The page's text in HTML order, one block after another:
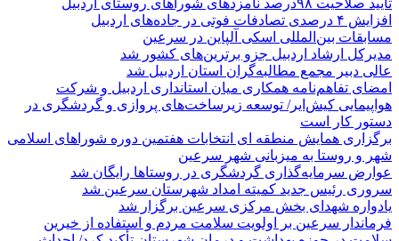
تایید صلاحیت ۹۸درصد نامزدهای شوراهای روستای اردبیل
افزایش ۴ درصدی تصادفات فوتی در جاده‌های اردبیل
مسابقات بین‌المللی اسکی آلپاین در سرعین
مدیرکل ارشاد اردبیل جزو برترین‌های کشور شد
عالی دبیر مجمع مطالبه‌گران استان اردبیل شد
امضای تفاهم‌نامه همکاری میان استانداری اردبیل و شرکت
هواپیمایی کیش‌ایر/ توسعه زیرساخت‌های پروازی و گردشگری در
دستور کار است
برگزاری همایش منطقه ای انتخابات هفتمین دوره شوراهای اسلامی
شهر و روستا به میزبانی شهر سرعین
عوارض سرمایه‌گذاری گردشگری در روستاها رایگان شد
سروری رئیس جدید کمیته امداد شهرستان سرعین شد
یادواره شهدای بخش مرکزی سرعین برگزار شد
فرماندار سرعین بر اولویت سلامت مردم و استفاده از خیرین